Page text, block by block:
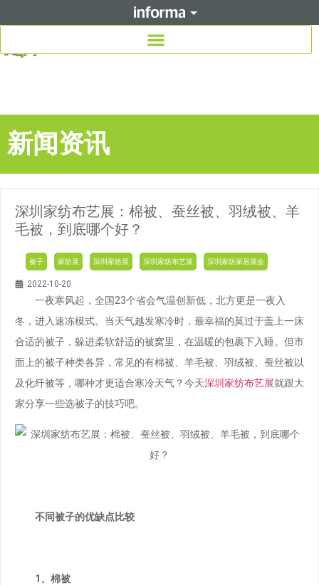
新闻资讯
深圳家纺布艺展：棉被、蚕丝被、羽绒被、羊
毛被，到底哪个好？
被子 家纺展 深圳家纺展 深圳家纺布艺展 深圳家纺家居展会
2022-10-20
一夜寒风起，全国23个省会气温创新低，北方更是一夜入
冬，进入速冻模式。当天气越发寒冷时，最幸福的莫过于盖上一床
合适的被子，躲进柔软舒适的被窝里，在温暖的包裹下入睡。但市
面上的被子种类各异，常见的有棉被、羊毛被、羽绒被、蚕丝被以
及化纤被等，哪种才更适合寒冷天气？今天深圳家纺布艺展就跟大
家分享一些选被子的技巧吧。
不同被子的优缺点比较
1、棉被